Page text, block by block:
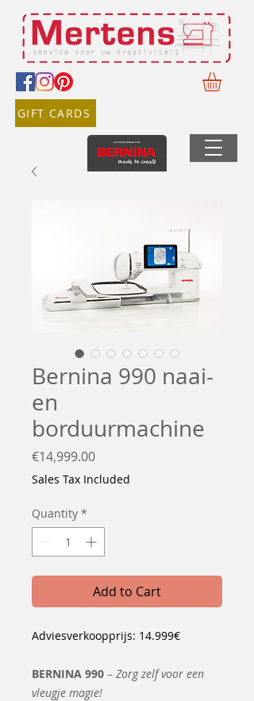
GIFT CARDS
Bernina 990 naai-
en
borduurmachine
€14,999.00Price
Sales Tax Included
Quantity *
Add to Cart
Adviesverkoopprijs: 14.999€
BERNINA 990 – Zorg zelf voor een
vleugje magie!